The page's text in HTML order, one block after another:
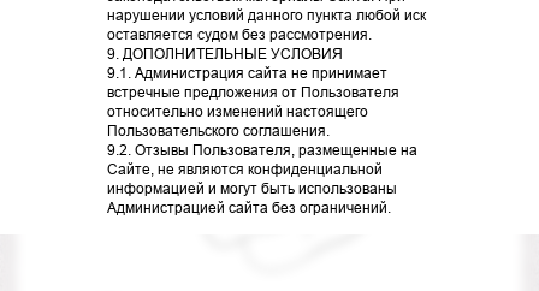
нарушении условий данного пункта любой иск
оставляется судом без рассмотрения.
9. ДОПОЛНИТЕЛЬНЫЕ УСЛОВИЯ
9.1. Администрация сайта не принимает
встречные предложения от Пользователя
относительно изменений настоящего
Пользовательского соглашения.
9.2. Отзывы Пользователя, размещенные на
Сайте, не являются конфиденциальной
информацией и могут быть использованы
Администрацией сайта без ограничений.
Эпиляция
Брови